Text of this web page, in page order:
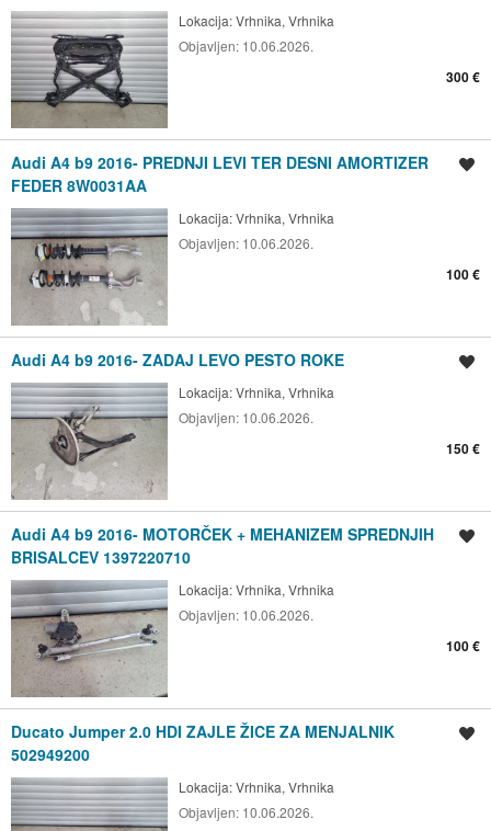
Lokacija:Vrhnika, Vrhnika
Objavljen: 10.06.2026.
300 €
Audi A4 b9 2016- PREDNJI LEVI TER DESNI AMORTIZER
FEDER 8W0031AA
Lokacija:Vrhnika, Vrhnika
Objavljen: 10.06.2026.
100 €
Audi A4 b9 2016- ZADAJ LEVO PESTO ROKE
Lokacija:Vrhnika, Vrhnika
Objavljen: 10.06.2026.
150 €
Audi A4 b9 2016- MOTORČEK + MEHANIZEM SPREDNJIH
BRISALCEV 1397220710
Lokacija:Vrhnika, Vrhnika
Objavljen: 10.06.2026.
100 €
Ducato Jumper 2.0 HDI ZAJLE ŽICE ZA MENJALNIK
502949200
Lokacija:Vrhnika, Vrhnika
Objavljen: 10.06.2026.